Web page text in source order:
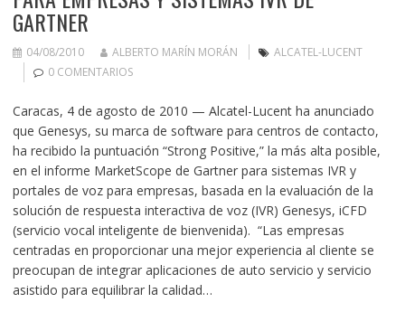
GARTNER
04/08/2010 ALBERTO MARÍN MORÁN
ALCATEL-LUCENT
0 COMENTARIOS
Caracas, 4 de agosto de 2010 — Alcatel-Lucent ha anunciado
que Genesys, su marca de software para centros de contacto,
ha recibido la puntuación “Strong Positive,” la más alta posible,
en el informe MarketScope de Gartner para sistemas IVR y
portales de voz para empresas, basada en la evaluación de la
solución de respuesta interactiva de voz (IVR) Genesys, iCFD
(servicio vocal inteligente de bienvenida). “Las empresas
centradas en proporcionar una mejor experiencia al cliente se
preocupan de integrar aplicaciones de auto servicio y servicio
asistido para equilibrar la calidad…